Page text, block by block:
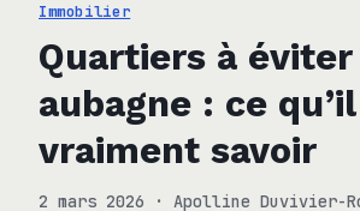
03 · Immobilier
04 · Finance
Immobilier
Quartiers à éviter
aubagne : ce
vraiment savoir
2 mars 2026 · Apolline Duvivier-